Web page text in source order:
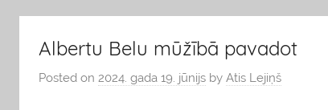
Albertu Belu mūžībā pavadot
Posted on 2024. gada 19. jūnijs by Atis Lejiņš